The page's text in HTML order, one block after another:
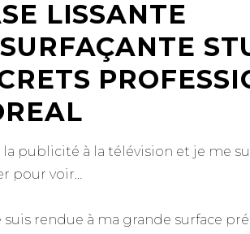
LISSANTE
la publicité à la télévision et je me
pour voir…
suis rendue à ma grande surface